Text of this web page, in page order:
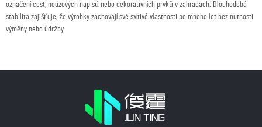
označení cest, nouzových nápisů nebo dekorativních prvků v zahradách. Dlouhodobá
stabilita zajišťuje, že výrobky zachovají své svítivé vlastnosti po mnoho let bez nutnosti
výměny nebo údržby.